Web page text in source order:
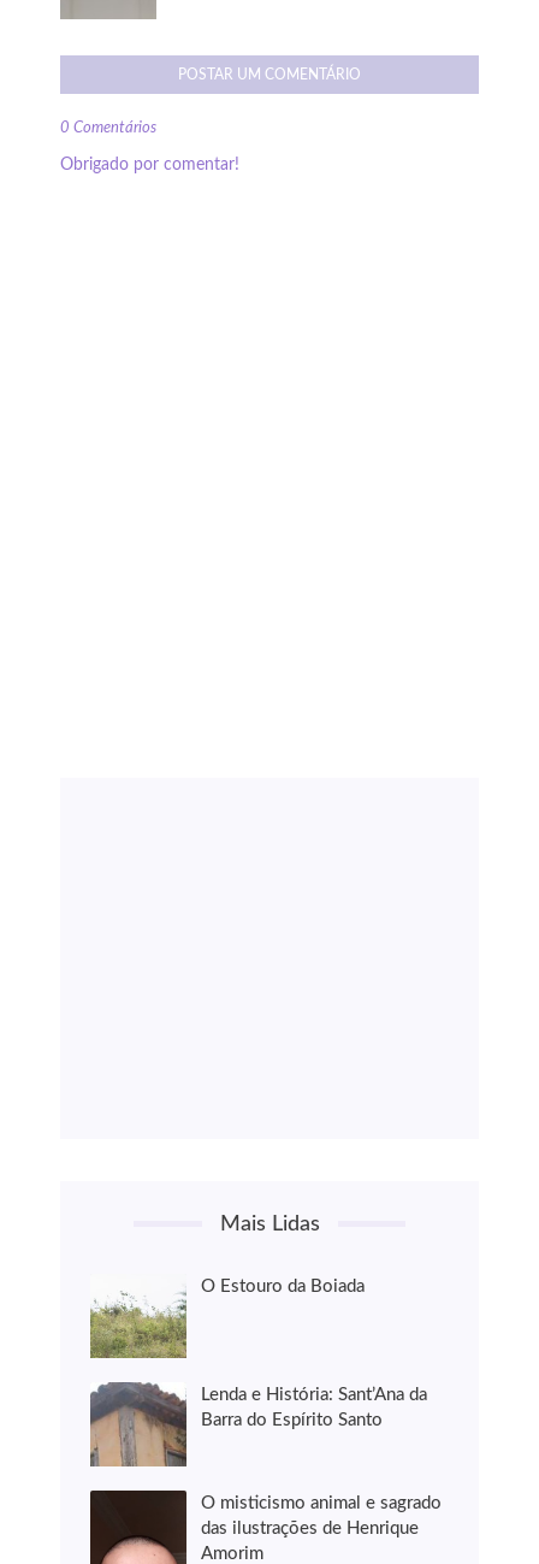
POSTAR UM COMENTÁRIO
0 Comentários
Obrigado por comentar!
Mais Lidas
O Estouro da Boiada
Lenda e História: Sant’Ana da
Barra do Espírito Santo
O misticismo animal e sagrado
das ilustrações de Henrique
Amorim